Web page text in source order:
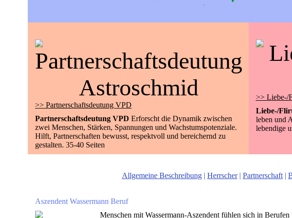
>> Partnerschaftsdeutung VPD
Partnerschaftsdeutung VPD Erforscht die Dynamik zwischen
zwei Menschen, Stärken, Spannungen und Wachstumspotenziale.
Hilft, Partnerschaften bewusst, respektvoll und bereichernd zu
gestalten. 35-40 Seiten
>> Liebe-/
Liebe-/
leben und
lebendige
Allgemeine Beschreibung | Herrscher| Partnerschaft |
Aszendent Wassermann Beruf
Menschen mit Wassermann-Aszendent fühlen sich in